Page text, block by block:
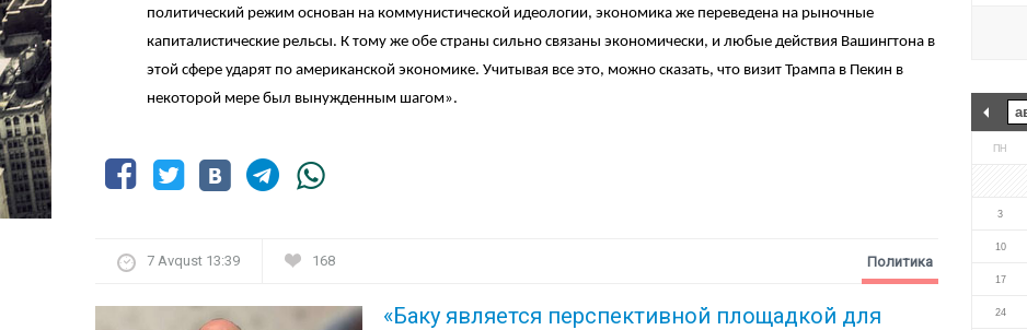
политический режим основан на коммунистической идеологии, экономика же переведена на рыночные
капиталистические рельсы. К тому же обе страны сильно связаны экономически, и любые действия Вашингтона в
этой сфере ударят по американской экономике. Учитывая все это, можно сказать, что визит Трампа в Пекин в
некоторой мере был вынужденным шагом».
7 Avqust 13:39 168
«Баку является перспективной площадкой для
Политика
ПН
3
10
17
24